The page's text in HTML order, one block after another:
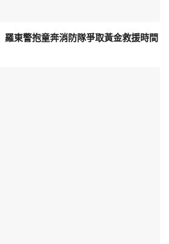
東警抱童奔消防隊爭取黃金救援時間